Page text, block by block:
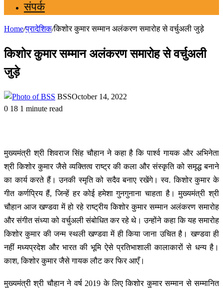
संपर्क
Home/प्रादेशिक/किशोर कुमार सम्मान अलंकरण समारोह से वर्चुअली जुड़े
किशोर कुमार सम्मान अलंकरण समारोह से वर्चुअली
जुड़े
BSSOctober 14, 2022
0 18 1 minute read
मुख्यमंत्री श्री शिवराज सिंह चौहान ने कहा है कि पार्श्व गायक और अभिनेता
श्री किशोर कुमार जैसे व्यक्तित्व राष्ट्र की कला और संस्कृति को समृद्ध बनाने
का कार्य करते हैं। उनकी स्मृति को सदैव बनाए रखेंगे। स्व. किशोर कुमार के
गीत कर्णप्रिय हैं, जिन्हें हर कोई हमेशा गुनगुनाना चाहता है। मुख्यमंत्री श्री
चौहान आज खण्डवा में हो रहे राष्ट्रीय किशोर कुमार सम्मान अलंकरण समारोह
और संगीत संध्या को वर्चुअली संबोधित कर रहे थे। उन्होंने कहा कि यह समारोह
किशोर कुमार की जन्म स्थली खण्डवा में ही किया जाना उचित है। खण्डवा ही
नहीं मध्यप्रदेश और भारत की भूमि ऐसे प्रतिभाशाली कालाकारों से धन्य है।
काश, किशोर कुमार जैसे गायक लौट कर फिर आएँ।
मुख्यमंत्री श्री चौहान ने वर्ष 2019 के लिए किशोर कुमार सम्मान से सम्मानित